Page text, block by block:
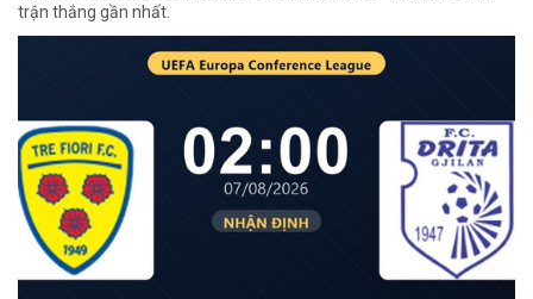
trận thắng gần nhất.